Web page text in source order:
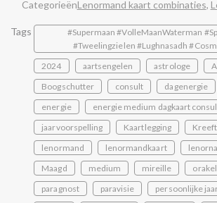
CategorieënLenormand kaart combinaties,
Tags
#Supermaan #VolleMaanWaterman
#Tweelingzielen #Lughnasadh
2024
aartsengelen astrologe
Boogschutter
consult dagenergie
energie
energie medium dagkaart
jaarvoorspelling
Kaartlegging Kreeft
lenormand
lenormandkaart
Maagd
medium mireille
paragnost
paravisie persoonlijke